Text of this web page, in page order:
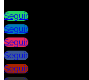
Seguir
Seguir
Seguir
Seguir
Seguir